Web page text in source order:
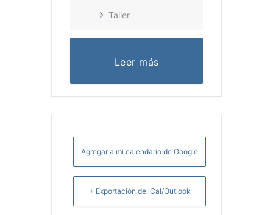
Taller
Leer más
Agregar a mi calendario de Google
+ Exportación de iCal/Outlook